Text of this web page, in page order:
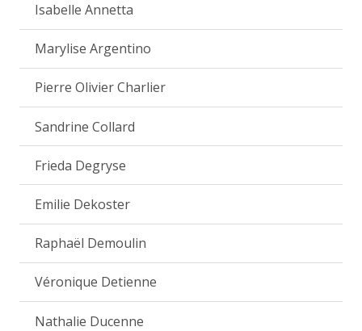
Isabelle Annetta
Marylise Argentino
Pierre Olivier Charlier
Sandrine Collard
Frieda Degryse
Emilie Dekoster
Raphaël Demoulin
Véronique Detienne
Nathalie Ducenne